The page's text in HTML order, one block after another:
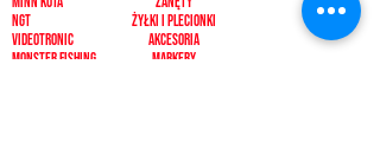
ngt
videotronic
monster fishing
żyłki i plecionki
akcesoria
markery